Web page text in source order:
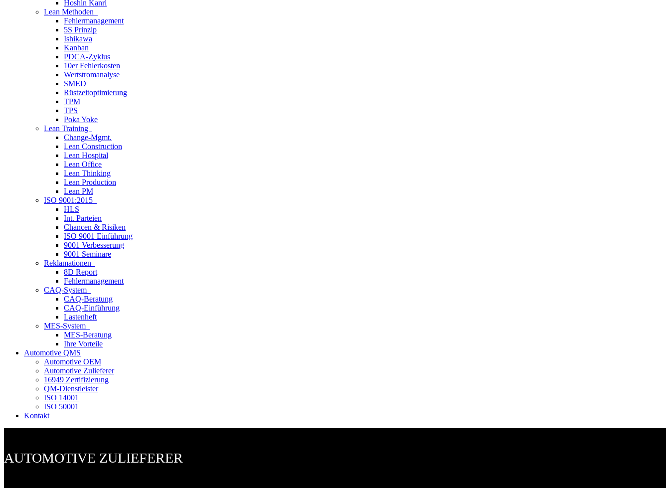
Hoshin Kanri
Lean Methoden
Fehlermanagement
5S Prinzip
Ishikawa
Kanban
PDCA-Zyklus
10er Fehlerkosten
Wertstromanalyse
SMED
Rüstzeitoptimierung
TPM
TPS
Poka Yoke
Lean Training
Change-Mgmt.
Lean Construction
Lean Hospital
Lean Office
Lean Thinking
Lean Production
Lean PM
ISO 9001:2015
HLS
Int. Parteien
Chancen & Risiken
ISO 9001 Einführung
9001 Verbesserung
9001 Seminare
Reklamationen
8D Report
Fehlermanagement
CAQ-System
CAQ-Beratung
CAQ-Einführung
Lastenheft
MES-System
MES-Beratung
Ihre Vorteile
Automotive QMS
Automotive OEM
Automotive Zulieferer
16949 Zertifizierung
QM-Dienstleister
ISO 14001
ISO 50001
Kontakt
AUTOMOTIVE ZULIEFERER